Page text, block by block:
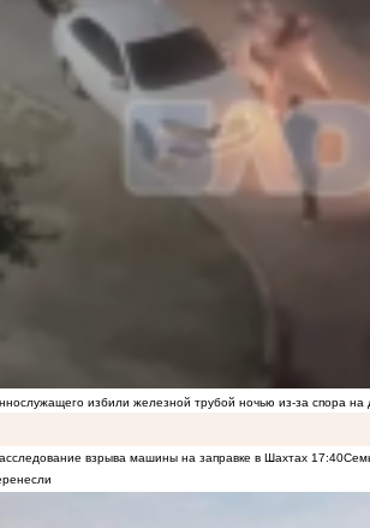
избили железной трубой ночью из-за спора на
взрыва машины на заправке в Шахтах 17:40